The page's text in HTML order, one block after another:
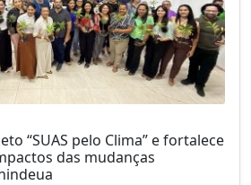
“SUAS pelo Clima” e fortalece
das mudanças